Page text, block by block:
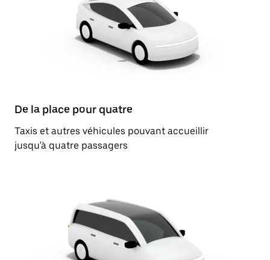
De la place pour quatre
Taxis et autres véhicules pouvant accueillir
jusqu'à quatre passagers